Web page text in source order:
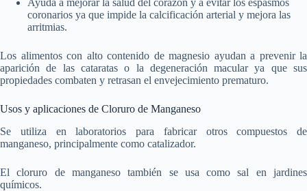
coronarios ya que impide la calcificación arterial y mejora las
arritmias.
Los alimentos con alto contenido de magnesio ayudan a prevenir la
aparición de las cataratas o la degeneración macular ya que sus
propiedades combaten y retrasan el envejecimiento prematuro.
Usos y aplicaciones de Cloruro de Manganeso
Se utiliza en laboratorios para fabricar otros compuestos de
manganeso, principalmente como catalizador.
El cloruro de manganeso también se usa como sal en jardines
químicos.